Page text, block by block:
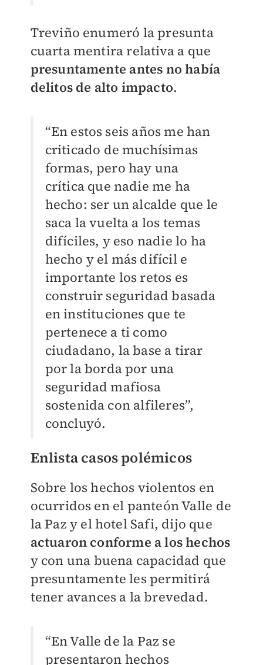
Treviño enumeró la presunta
cuarta mentira relativa a que
presuntamente antes no había
delitos de alto impacto.
“En estos seis años me han
criticado de muchísimas
formas, pero hay una
crítica que nadie me ha
hecho: ser un alcalde que le
saca la vuelta a los temas
difíciles, y eso nadie lo ha
hecho y el más difícil e
importante los retos es
construir seguridad basada
en instituciones que te
pertenece a ti como
ciudadano, la base a tirar
por la borda por una
seguridad mafiosa
sostenida con alfileres”,
concluyó.
Enlista casos polémicos
Sobre los hechos violentos en
ocurridos en el panteón Valle de
la Paz y el hotel Safi, dijo que
actuaron conforme a los hechos
y con una buena capacidad que
presuntamente les permitirá
tener avances a la brevedad.
“En Valle de la Paz se
presentaron hechos